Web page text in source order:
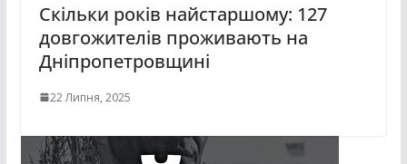
Скільки років найстаршому: 127
довгожителів проживають на
Дніпропетровщині
22 Липня, 2025